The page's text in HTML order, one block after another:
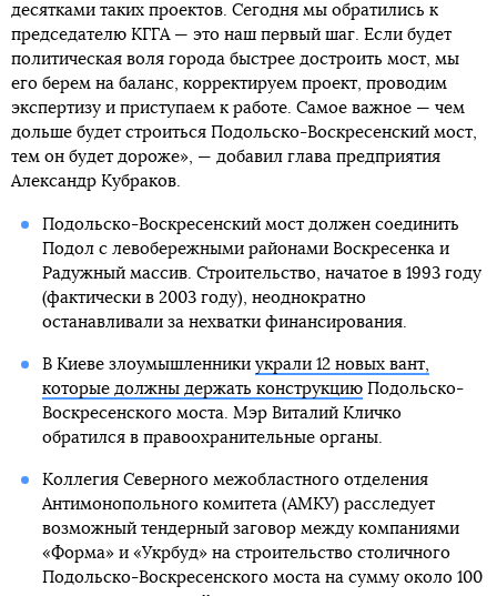
десятками таких проектов. Сегодня мы обратились к
председателю КГГА — это наш первый шаг. Если будет
политическая воля города быстрее достроить мост, мы
его берем на баланс, корректируем проект, проводим
экспертизу и приступаем к работе. Самое важное — чем
дольше будет строиться Подольско-Воскресенский мост,
тем он будет дороже», — добавил глава предприятия
Александр Кубраков.
Подольско-Воскресенский мост должен соединить
Подол с левобережными районами Воскресенка и
Радужный массив. Строительство, начатое в 1993 году
(фактически в 2003 году), неоднократно
останавливали за нехватки финансирования.
В Киеве злоумышленники украли 12 новых вант,
которые должны держать конструкциюПодольско-
Воскресенского моста. Мэр Виталий Кличко
обратился в правоохранительные органы.
Коллегия Северного межобластного отделения
Антимонопольного комитета (АМКУ) расследует
возможный тендерный заговор между компаниями
«Форма» и «Укрбуд» на строительство столичного
Подольско-Воскресенского моста на сумму около 100